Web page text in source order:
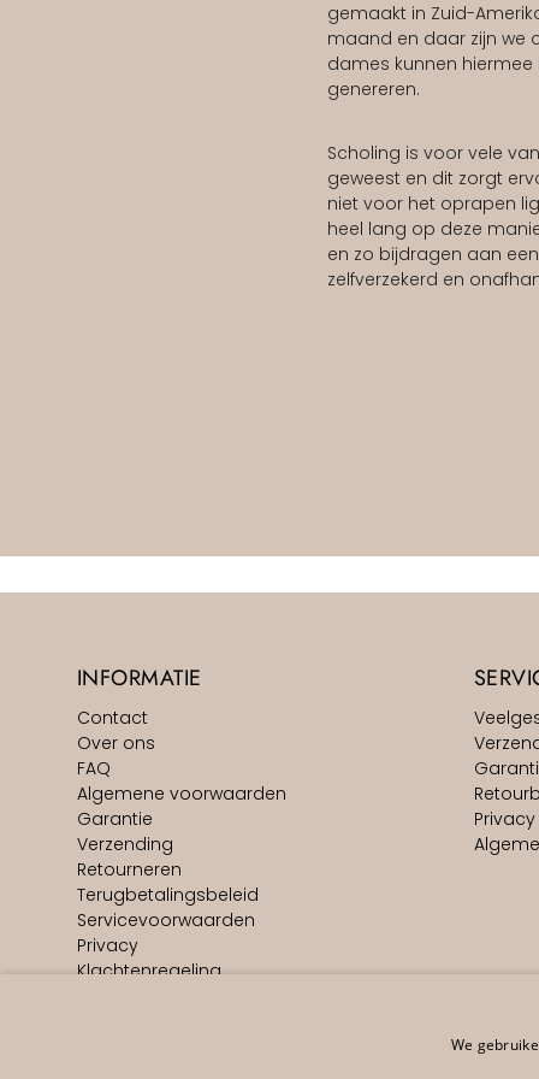
gemaakt in Zuid-
maand en daar zijn we
dames kunnen
genereren.
Scholing is voor vele
geweest en dit zorgt
niet voor het oprapen
heel lang op deze
en zo bijdragen aan
zelfverzekerd en
INFORMATIE
Contact
Over ons
FAQ
Algemene voorwaarden
Garantie
Verzending
Retourneren
Terugbetalingsbeleid
Servicevoorwaarden
Privacy
Klachtenregeling
Privacy
We